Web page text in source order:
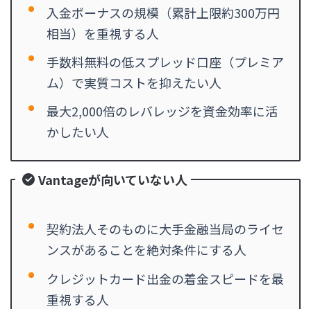
入金ボーナスの規模（累計上限約300万円
相当）を重視する人
手数料無料の低スプレッド口座（プレミア
ム）で実質コストを抑えたい人
最大2,000倍のレバレッジを資金効率に活
かしたい人
Vantageが向いていない人
契約法人そのものに大手金融当局のライセ
ンスがあることを絶対条件にする人
クレジットカード出金の着金スピードを最
重視する人